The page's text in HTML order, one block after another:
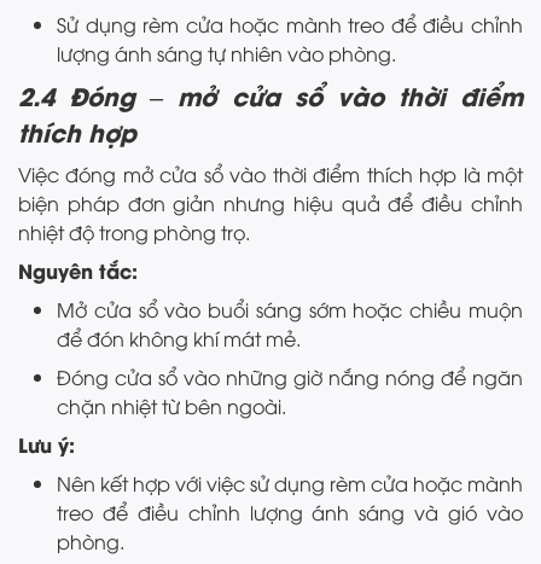
Sử dụng rèm cửa hoặc mành treo để điều chỉnh
lượng ánh sáng tự nhiên vào phòng.
2.4 Đóng – mở cửa sổ vào thời điểm
thích hợp
Việc đóng mở cửa sổ vào thời điểm thích hợp là một
biện pháp đơn giản nhưng hiệu quả để điều chỉnh
nhiệt độ trong phòng trọ.
Nguyên tắc:
Mở cửa sổ vào buổi sáng sớm hoặc chiều muộn
để đón không khí mát mẻ.
Đóng cửa sổ vào những giờ nắng nóng để ngăn
chặn nhiệt từ bên ngoài.
Lưu ý:
Nên kết hợp với việc sử dụng rèm cửa hoặc mành
treo để điều chỉnh lượng ánh sáng và gió vào
phòng.